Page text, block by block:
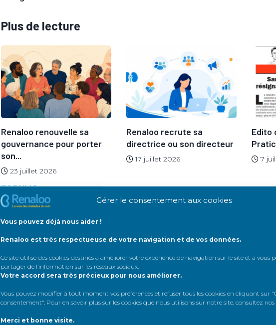
Gérer le consentement aux cookies
Vous pouvez déjà nous aider !
Renaloo est très respectueuse de votre navigation et de vos données.
Ce site utilise des cookies destinés à améliorer votre expérience de navigation sur le site et à vous
partager de l’information sur les réseaux sociaux.
Votre accord sera très précieux pour nous améliorer.
Vous pouvez modifier à tout moment vos préférences et refuser tous les cookies en cliquant sur
consentement". Pour en savoir plus sur les cookies que nous utilisons sur notre site, consultez nos
Merci et bonne visite.
Plus de lecture
Renaloo renouvelle sa
gouvernance pour porter
son...
23 juillet 2026
Renaloo recrute sa
directrice ou son directeur
17 juillet 2026
Edito
7
FORUMS
Mot de passe:
Rester connecté